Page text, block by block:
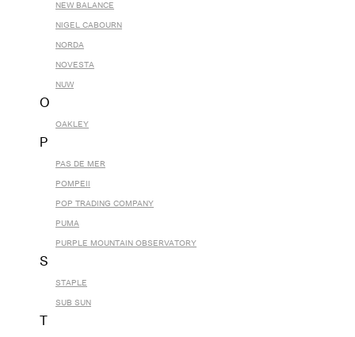
NEW BALANCE
NIGEL CABOURN
NORDA
NOVESTA
NUW
O
OAKLEY
P
PAS DE MER
POMPEII
POP TRADING COMPANY
PUMA
PURPLE MOUNTAIN OBSERVATORY
S
STAPLE
SUB SUN